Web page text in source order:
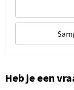
Heb je een